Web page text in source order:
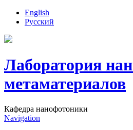
English
Русский
Лаборатория
метаматериалов
Кафедра нанофотоники
Navigation